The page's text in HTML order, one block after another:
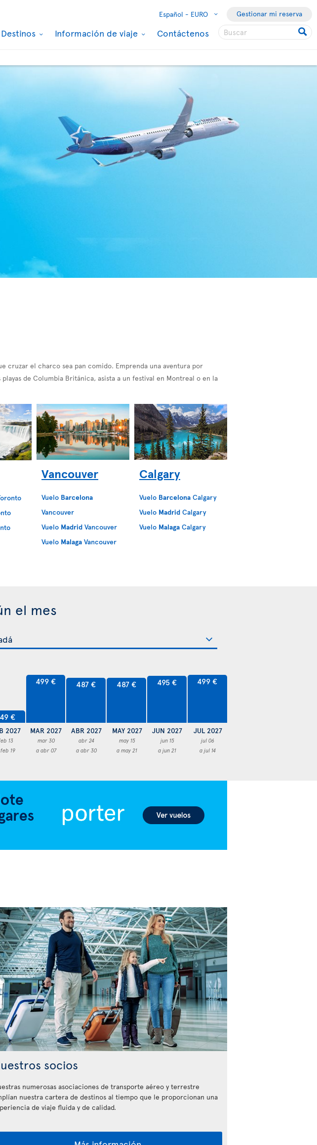
Español - EURO Gestionar mi reserva
Destinos Información de viaje Contáctenos
cruzar el charco sea pan comido. Emprenda una aventura por
de Columbia Británica, asista a un festival en Montreal o en la
Vancouver
Vuelo Barcelona
Vancouver
Vuelo Madrid Vancouver
Vuelo Malaga Vancouver
Calgary
Vuelo Barcelona Calgary
Vuelo Madrid Calgary
Vuelo Malaga Calgary
el mes
€
2027
13
19
499 €
MAR 2027
mar 30
a abr 07
487 €
ABR 2027
abr 24
a abr 30
487 €
MAY 2027
may 15
a may 21
495 €
JUN 2027
jun 15
a jun 21
499 €
JUL 2027
jul 06
a jul 14
socios
numerosas asociaciones de transporte aéreo y terrestre
nuestra cartera de destinos al tiempo que le proporcionan una
de viaje fluida y de calidad.